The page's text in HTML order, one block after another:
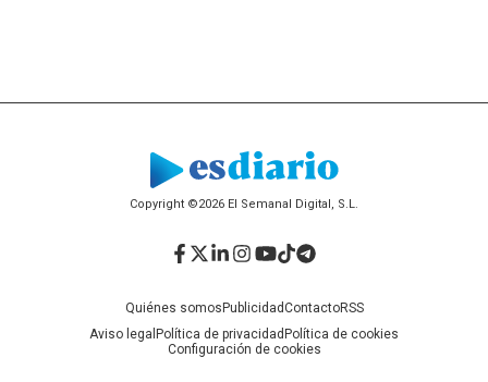
Copyright ©2026 El Semanal Digital, S.L.
Quiénes somosPublicidadContactoRSS
Aviso legal Política de privacidadPolítica de cookies
Configuración de cookies
Facebook
Twitter
LinkedIn
Instagram
YouTube
TikTok
Telegram